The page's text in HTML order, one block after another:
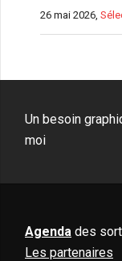
26 mai 2026,
Un besoin
moi
Agenda des
Les partenaires